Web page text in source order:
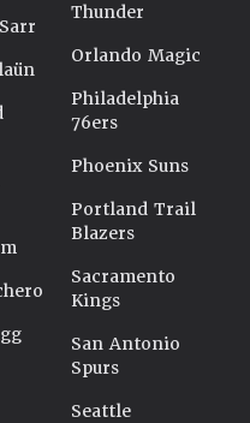
Thunder
Orlando Magic
Philadelphia
76ers
Phoenix Suns
Portland Trail
Blazers
Sacramento
Kings
San Antonio
Spurs
Seattle